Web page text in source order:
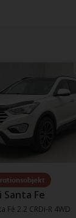
Santa Fe
Fé 2.2 CRDi-R 4WD